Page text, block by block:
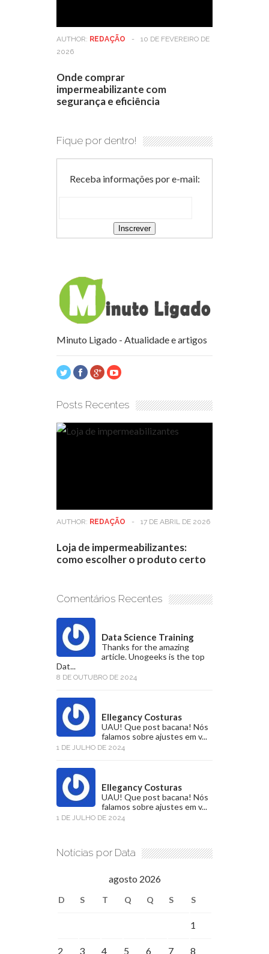
AUTHOR: REDAÇÃO -
10 DE FEVEREIRO DE
2026
Onde comprar
impermeabilizante com
segurança e eficiência
Fique por dentro!
Receba informações por e-mail:
Minuto Ligado - Atualidade e artigos
Posts Recentes
AUTHOR: REDAÇÃO - 17 DE ABRIL DE 2026
Loja de impermeabilizantes:
como escolher o produto certo
Comentários Recentes
Data Science Training
Thanks for the amazing
article. Unogeeks is the top
Dat...
8 DE OUTUBRO DE 2024
Ellegancy Costuras
UAU! Que post bacana! Nós
falamos sobre ajustes em v...
1 DE JULHO DE 2024
Ellegancy Costuras
UAU! Que post bacana! Nós
falamos sobre ajustes em v...
1 DE JULHO DE 2024
Notícias por Data
agosto 2026
D S T Q Q S S
1
2 3 4 5 6 7 8